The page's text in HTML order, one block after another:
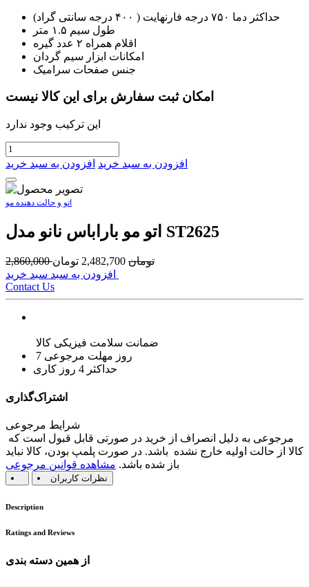
حداکثر دما ۷۵۰ درجه فارنهایت ( ۴۰۰ درجه سانتی گراد)
طول سیم ۱.۵ متر
اقلام همراه ۲ عدد گیره
امکانات ابزار سیم گردان
جنس صفحات سرامیک
امکان ثبت سفارش برای این کالا نیست
این ترکیب وجود ندارد
افزودن به سبد خرید افزودن به سبد خرید
اتو و حالت دهنده مو
اتو مو باراباس نانو مدل ST2625
2,860,000 تومان 2,482,700 تومان
Contact Us
ضمانت سلامت فیزیکی کالا
7 روز مهلت مرجوعی
حداکثر 4 روز کاری
اشتراک‌گذاری
شرایط مرجوعی
کالا از حالت اولیه خارج نشده باشد. در صورت پلمپ بودن، کالا نباید
باز شده باشد. مشاهده قوانین مرجوعی
نظرات کاربران
Description
Ratings and Reviews
از همین دسته بندی